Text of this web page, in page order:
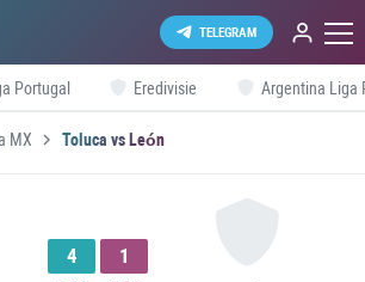
TELEGRAM
Portugal Eredivisie Argentina Liga
MX Toluca vs León
4 1